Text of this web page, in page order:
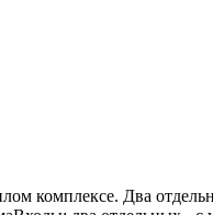
комплексе. Два